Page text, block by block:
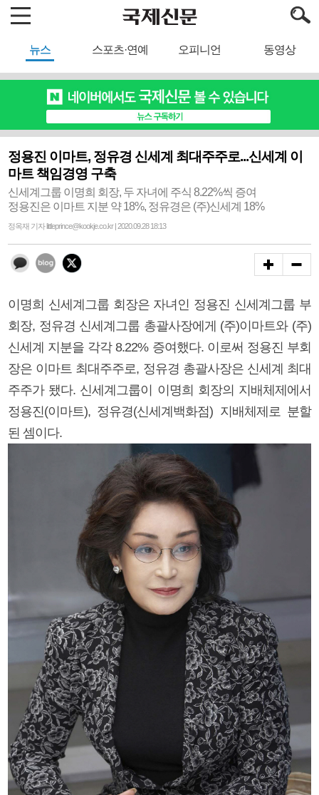
뉴스 스포츠·연예 오피니언 동영상
정용진 이마트, 정유경 신세계 최대주주로...신세계 이
마트 책임경영 구축
신세계그룹 이명희 회장, 두 자녀에 주식 8.22%씩 증여
정용진은 이마트 지분 약 18%, 정유경은 (주)신세계 18%
정옥재 기자 littleprince@kookje.co.kr | 2020.09.28 18:13
이명희 신세계그룹 회장은 자녀인 정용진 신세계그룹 부
회장, 정유경 신세계그룹 총괄사장에게 (주)이마트와 (주)
신세계 지분을 각각 8.22% 증여했다. 이로써 정용진 부회
장은 이마트 최대주주로, 정유경 총괄사장은 신세계 최대
주주가 됐다. 신세계그룹이 이명희 회장의 지배체제에서
정용진(이마트), 정유경(신세계백화점) 지배체제로 분할
된 셈이다.